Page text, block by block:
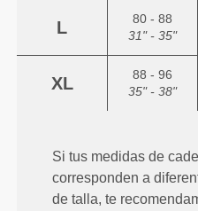
L
80 - 88
31" - 35"
XL
88 - 96
35" - 38"
Si tus medidas de
corresponden a
de talla, te